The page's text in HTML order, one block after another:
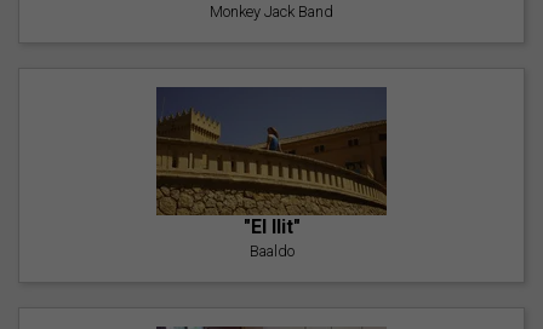
Monkey Jack Band
"El llit"
Baaldo